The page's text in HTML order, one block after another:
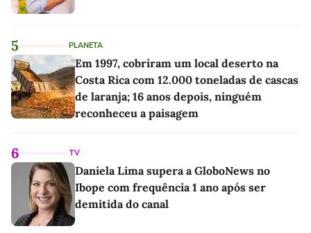
5 PLANETA
Em 1997, cobriram um local deserto na
Costa Rica com 12.000 toneladas de cascas
de laranja; 16 anos depois, ninguém
reconheceu a paisagem
6 TV
Daniela Lima supera a GloboNews no
Ibope com frequência 1 ano após ser
demitida do canal